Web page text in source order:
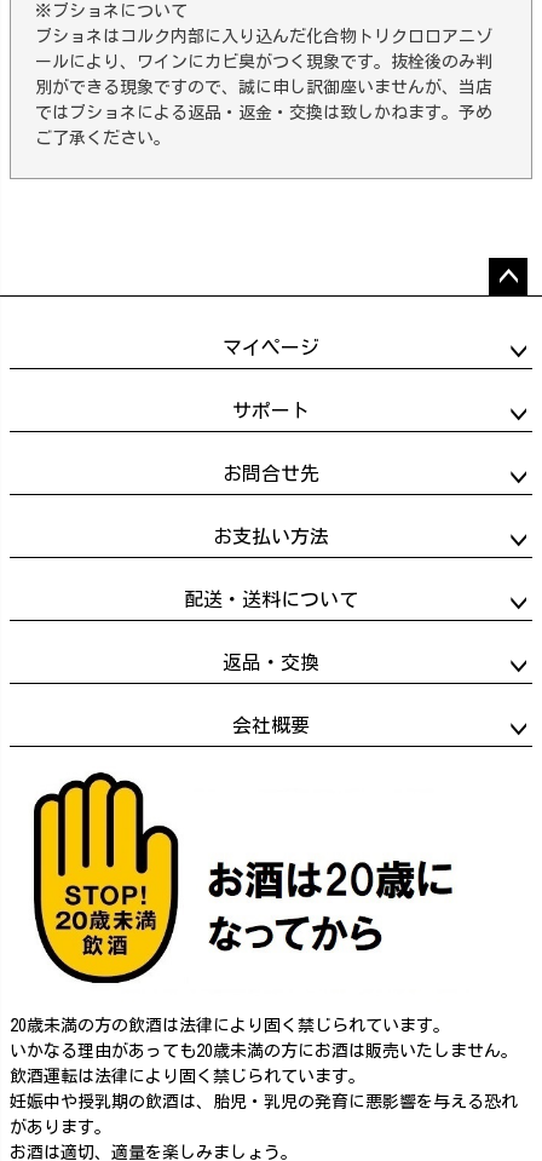
※ブショネについて
ブショネはコルク内部に入り込んだ化合物トリクロロアニゾ
ールにより、ワインにカビ臭がつく現象です。抜栓後のみ判
別ができる現象ですので、誠に申し訳御座いませんが、当店
ではブショネによる返品・返金・交換は致しかねます。予め
ご了承ください。
ップ
マイページ
サポート
お問合せ先
お支払い方法
配送・送料について
返品・交換
会社概要
20歳未満の方の飲酒は法律により固く禁じられています。
いかなる理由があっても20歳未満の方にお酒は販売いたしません。
飲酒運転は法律により固く禁じられています。
妊娠中や授乳期の飲酒は、胎児・乳児の発育に悪影響を与える恐れ
があります。
お酒は適切、適量を楽しみましょう。